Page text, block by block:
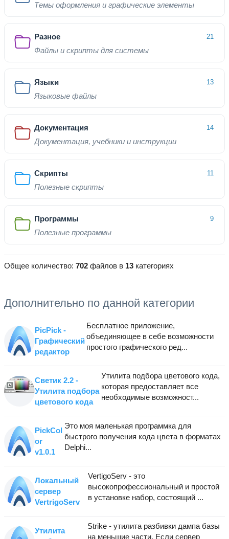
Темы оформления и графические элементы
Разное 21
Файлы и скрипты для системы
Языки 13
Языковые файлы
Документация 14
Документация, учебники и инструкции
Скрипты 11
Полезные скрипты
Программы 9
Полезные программы
Общее количество: 702 файлов в 13 категориях
Дополнительно по данной категории
PicPick -
Графический
редактор
Бесплатное приложение,
объединяющее в себе возможности
простого графического ред...
Светик 2.2 -
Утилита подбора
цветового кода
Утилита подбора цветового кода,
которая предоставляет все
необходимые возможност...
PickCol
or
v1.0.1
Это моя маленькая программка для
быстрого получения кода цвета в форматах
Delphi...
Локальный
сервер
VertrigoServ
VertigoServ - это
высокопрофессиональный и простой
в установке набор, состоящий ...
Утилита
Strike - утилита разбивки дампа базы
на меньшие части. Если сервер